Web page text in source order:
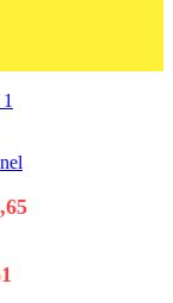
Rango